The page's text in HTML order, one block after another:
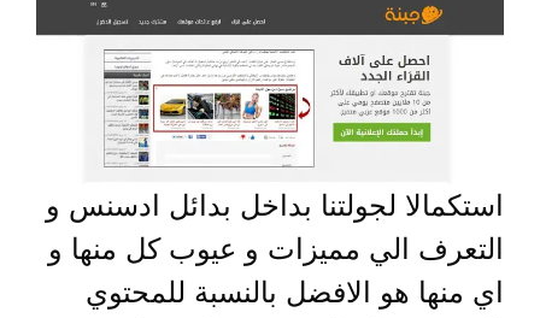
استكمالا لجولتنا بداخل بدائل ادسنس و
التعرف الي مميزات و عيوب كل منها و
اي منها هو الافضل بالنسبة للمحتوي